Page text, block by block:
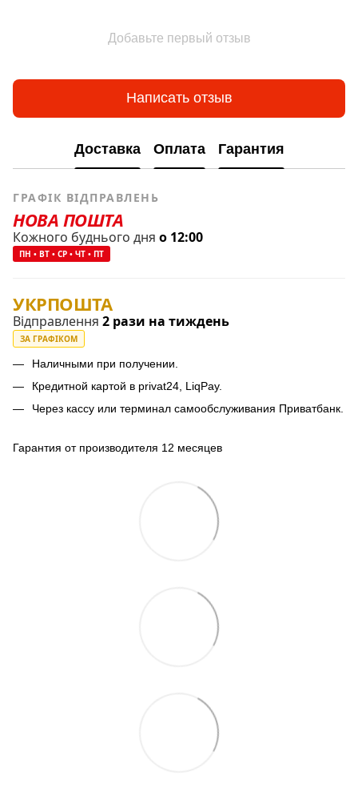
Добавьте первый отзыв
Написать отзыв
Доставка Оплата Гарантия
ГРАФІК ВІДПРАВЛЕНЬ
НОВА ПОШТА
Кожного буднього дня о 12:00
ПН • ВТ • СР • ЧТ • ПТ
УКРПОШТА
Відправлення 2 рази на тиждень
ЗА ГРАФІКОМ
Наличными при получении.
Кредитной картой в privat24, LiqPay.
Через кассу или терминал самообслуживания Приватбанк.
Гарантия от производителя 12 месяцев